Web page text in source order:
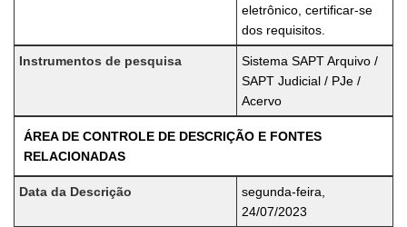
eletrônico, certificar-se
dos requisitos.
Instrumentos de pesquisa
Sistema SAPT Arquivo /
SAPT Judicial / PJe /
Acervo
ÁREA DE CONTROLE DE DESCRIÇÃO E FONTES
RELACIONADAS
Data da Descrição
segunda-feira,
24/07/2023